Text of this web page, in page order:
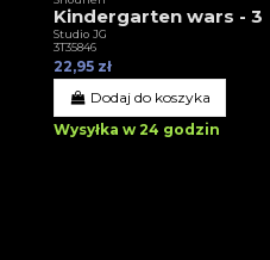
Kindergarten wars - 3
Studio JG
3T35846
22,95 zł
Dodaj do koszyka
Wysyłka w 24 godzin